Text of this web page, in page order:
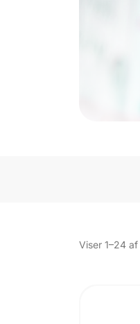
Viser 1–24